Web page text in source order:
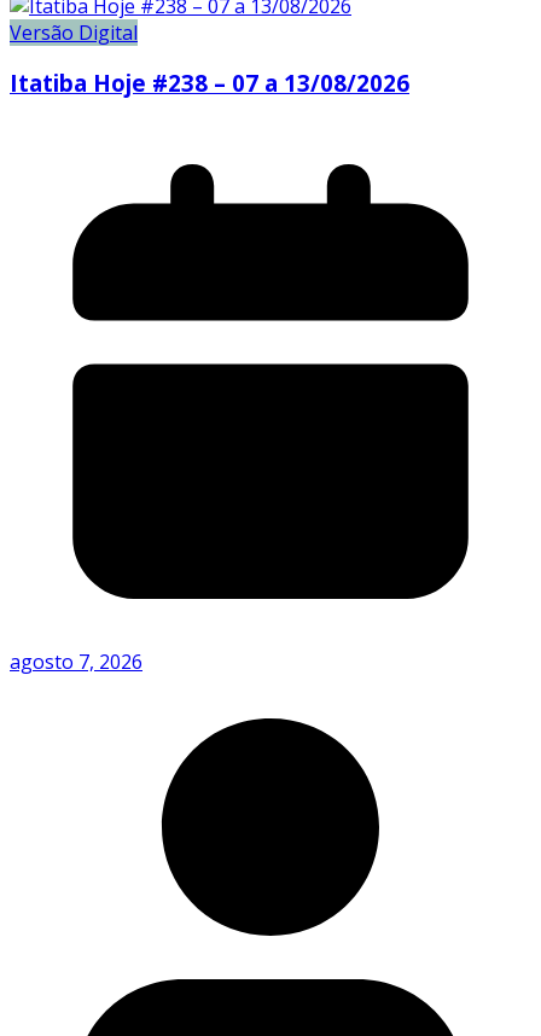
Versão Digital
Itatiba Hoje #238 – 07 a 13/08/2026
agosto 7, 2026